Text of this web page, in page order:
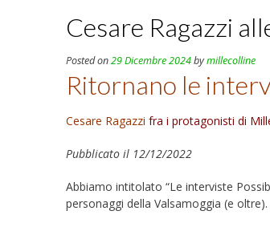
Cesare Ragazzi
Posted on29 Dicembre 2024bymillecolline
Ritornano le
Cesare Ragazzi fra i protagonisti di
Pubblicato il 12/12/2022
Abbiamo intitolato “Le interviste
personaggi della Valsamoggia (e oltre).